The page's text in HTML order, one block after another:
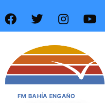
FM BAHÍA ENGAÑO